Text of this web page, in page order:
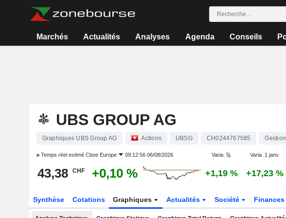
Marchés Actualités Analyses Agenda Conseils
UBS GROUP AG
Graphiques UBS Group AG Actions UBSG CH0244767585
Temps réel estimé Cboe Europe 09:12:56 06/08/2026 Varia. 5j. Varia. 1 janv.
43,38 CHF +0,10 % +1,19 % +17,23 %
Synthèse Cotations Graphiques Actualités Société Finances